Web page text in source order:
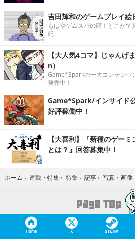
吉田輝和のゲームプレイ絵
もはやゲムスパの顔！どこか
記
【大人気4コマ】じゃん
n）
Game*Sparkの一大コンテンツ
発売中！
Game*Spark/インサイド
好評稼働中！
【大喜利】『新種のゲー
とは？』回答募集中！
ホーム › 連載・特集 › 特集 › 記事 › 写真・画像
Home X STEAM